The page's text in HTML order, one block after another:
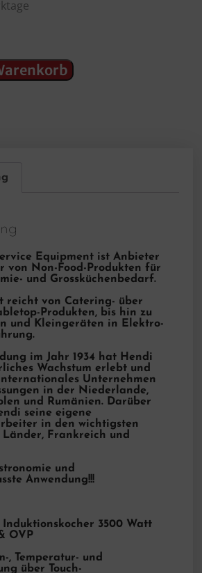
Equipment ist Anbieter
von Non-Food-Produkten für
und Grossküchenbedarf.
reicht von Catering- über
Produkten, bis hin zu
und Kleingeräten in Elektro-
im Jahr 1934 hat Hendi
Wachstum erlebt und
Unternehmen
in der Niederlande,
und Rumänien. Darüber
seine eigene
in den wichtigsten
Länder, Frankreich und
und
Anwendung!!!
Induktionskocher 3500 Watt
OVP
, Temperatur- und
über Touch-